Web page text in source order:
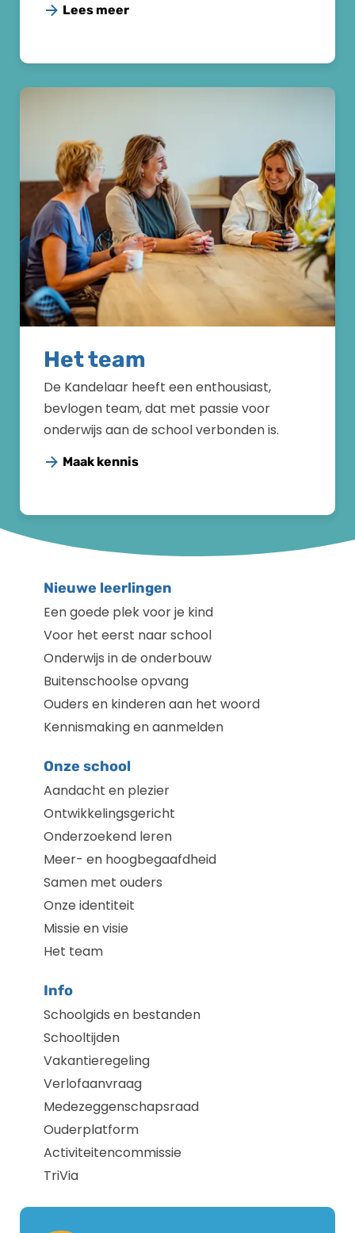
Lees meer
Het team
De Kandelaar heeft een enthousiast,
bevlogen team, dat met passie voor
onderwijs aan de school verbonden is.
Maak kennis
Nieuwe leerlingen
Een goede plek voor je kind
Voor het eerst naar school
Onderwijs in de onderbouw
Buitenschoolse opvang
Ouders en kinderen aan het woord
Kennismaking en aanmelden
Onze school
Aandacht en plezier
Ontwikkelingsgericht
Onderzoekend leren
Meer- en hoogbegaafdheid
Samen met ouders
Onze identiteit
Missie en visie
Het team
Info
Schoolgids en bestanden
Schooltijden
Vakantieregeling
Verlofaanvraag
Medezeggenschapsraad
Ouderplatform
Activiteitencommissie
TriVia